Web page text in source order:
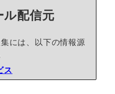
ル配信元
には、以下の情報源
ス